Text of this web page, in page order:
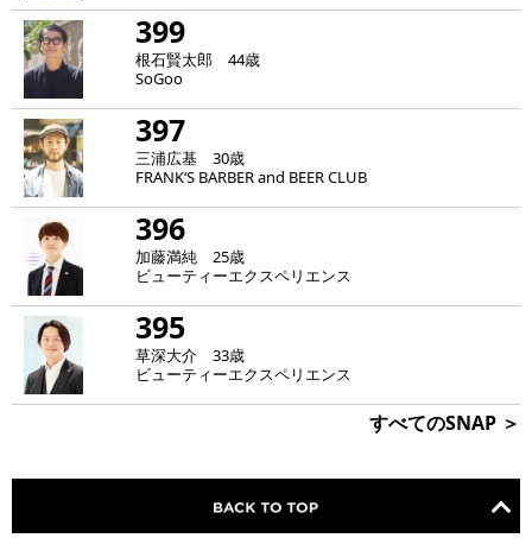
399
根石賢太郎 44歳
SoGoo
397
三浦広基 30歳
FRANK‘S BARBER and BEER CLUB
396
加藤満純 25歳
ビューティーエクスペリエンス
395
草深大介 33歳
ビューティーエクスペリエンス
すべてのSNAP ＞